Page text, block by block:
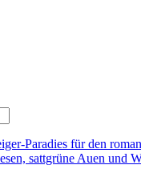
Paradies für den
sattgrüne Auen und